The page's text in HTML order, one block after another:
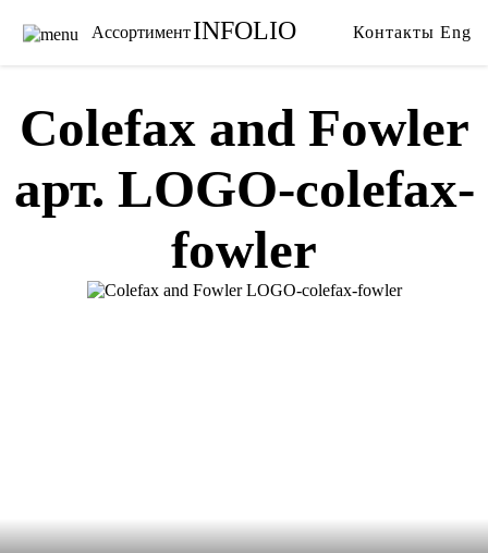
Каталог
Бренды
О нас
Сотрудничество
Ассортимент
Обои
Карнизы
Ковры
Тримминги
Постельное белье
Пледы
INFOLIO Контакты Eng
Colefax and Fowler
арт. LOGO-colefax-
fowler